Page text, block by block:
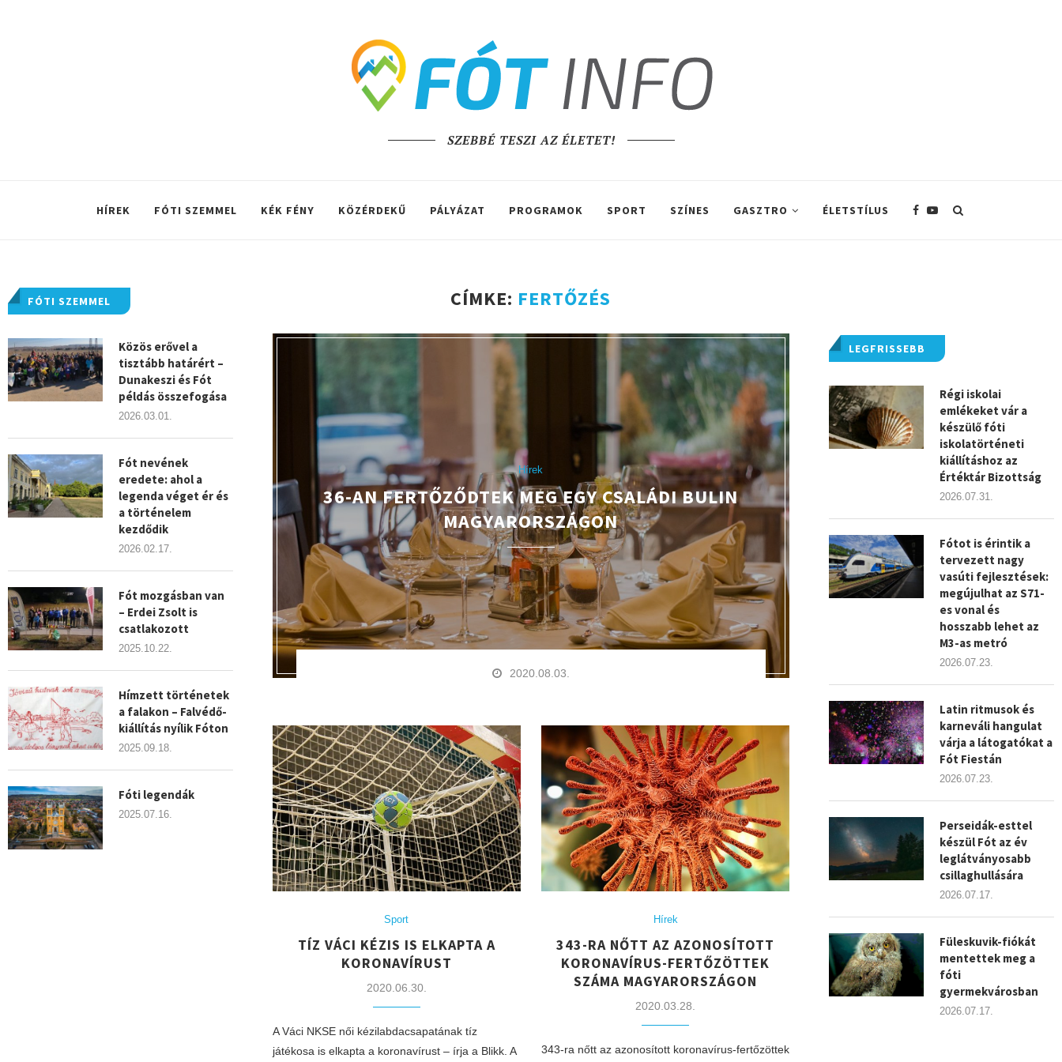
SZEBBÉ TESZI AZ ÉLETET!
HÍREK FÓTI SZEMMEL KÉK FÉNY KÖZÉRDEKŰ PÁLYÁZAT PROGRAMOK SPORT SZÍNES GASZTRO ÉLETSTÍLUS
CÍMKE: FERTŐZÉS
Hírek
36-AN FERTŐZŐDTEK MEG EGY CSALÁDI BULIN
MAGYARORSZÁGON
2020.08.03.
Sport
TÍZ VÁCI KÉZIS IS ELKAPTA A
KORONAVÍRUST
2020.06.30.
A Váci NKSE női kézilabdacsapatának tíz
játékosa is elkapta a koronavírust – írja a Blikk. A
Hírek
343-RA NŐTT AZ AZONOSÍTOTT
KORONAVÍRUS-FERTŐZÖTTEK
SZÁMA MAGYARORSZÁGON
2020.03.28.
343-ra nőtt az azonosított koronavírus-fertőzöttek
LEGFRISSEBB
Régi iskolai
emlékeket vár a
készülő fóti
iskolatörténeti
kiállításhoz az
Értéktár Bizottság
2026.07.31.
Fótot is érintik a
tervezett nagy
vasúti fejlesztések:
megújulhat az S71-
es vonal és
hosszabb lehet az
M3-as metró
2026.07.23.
Latin ritmusok és
karneváli hangulat
várja a látogatókat a
Fót Fiestán
2026.07.23.
Perseidák-esttel
készül Fót az év
leglátványosabb
csillaghullására
2026.07.17.
Füleskuvik-fiókát
mentettek meg a
fóti
gyermekvárosban
2026.07.17.
FÓTI SZEMMEL
Közös erővel a
tisztább határért –
Dunakeszi és Fót
példás összefogása
2026.03.01.
Fót nevének
eredete: ahol a
legenda véget ér és
a történelem
kezdődik
2026.02.17.
Fót mozgásban van
– Erdei Zsolt is
csatlakozott
2025.10.22.
Hímzett történetek
a falakon – Falvédő-
kiállítás nyílik Fóton
2025.09.18.
Fóti legendák
2025.07.16.